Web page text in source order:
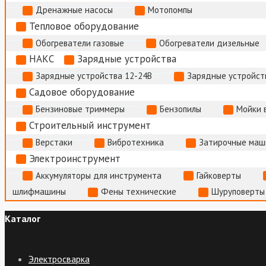
Дренажные насосы Мотопомпы
Тепловое оборудование
Обогреватели газовые Обогреватели дизельные
НАКС Зарядные устройства
Зарядные устройства 12-24В Зарядные
Садовое оборудование
Бензиновые триммеры Бензопилы Мойки
Строительный инструмент
Верстаки Вибротехника Затирочные
Электроинструмент
Аккумуляторы для инструмента
Гайковерты
шлифмашины
Фены технические
Каталог
Электросварка